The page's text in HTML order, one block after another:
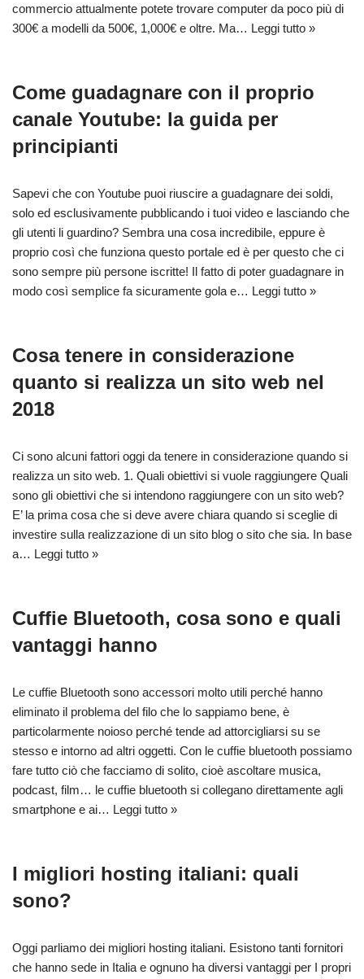
commercio attualmente potete trovare computer da poco più di
300€ a modelli da 500€, 1,000€ e oltre. Ma… Leggi tutto »
Come guadagnare con il proprio
canale Youtube: la guida per
principianti
Sapevi che con Youtube puoi riuscire a guadagnare dei soldi,
solo ed esclusivamente pubblicando i tuoi video e lasciando che
gli utenti li guardino? Sembra una cosa incredibile, eppure è
proprio così che funziona questo portale ed è per questo che ci
sono sempre più persone iscritte! Il fatto di poter guadagnare in
modo così semplice fa sicuramente gola e… Leggi tutto »
Cosa tenere in considerazione
quanto si realizza un sito web nel
2018
Ci sono alcuni fattori oggi da tenere in considerazione quando si
realizza un sito web. 1. Quali obiettivi si vuole raggiungere Quali
sono gli obiettivi che si intendono raggiungere con un sito web?
E’ la prima cosa che si deve avere chiara quando si sceglie di
investire sulla realizzazione di un sito blog o sito che sia. In base
a… Leggi tutto »
Cuffie Bluetooth, cosa sono e quali
vantaggi hanno
Le cuffie Bluetooth sono accessori molto utili perché hanno
eliminato il problema del filo che lo sappiamo bene, è
particolarmente noioso perché tende ad attorcigliarsi su se
stesso e intorno ad altri oggetti. Con le cuffie bluetooth possiamo
fare tutto ciò che facciamo di solito, cioè ascoltare musica,
podcast, film… le cuffie bluetooth si collegano direttamente agli
smartphone e ai… Leggi tutto »
I migliori hosting italiani: quali
sono?
Oggi parliamo dei migliori hosting italiani. Esistono tanti fornitori
che hanno sede in Italia e ognuno ha diversi vantaggi per I propri